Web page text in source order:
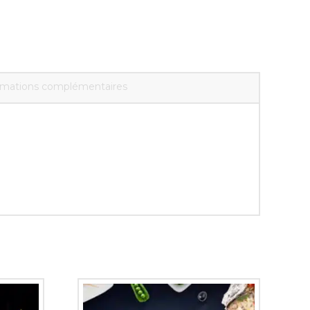
complémentaires